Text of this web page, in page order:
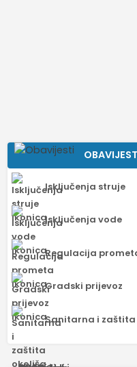
Isključenja struje
Isključenja vode
Regulacija
Gradski prijevoz
Sanitarna i zaštita